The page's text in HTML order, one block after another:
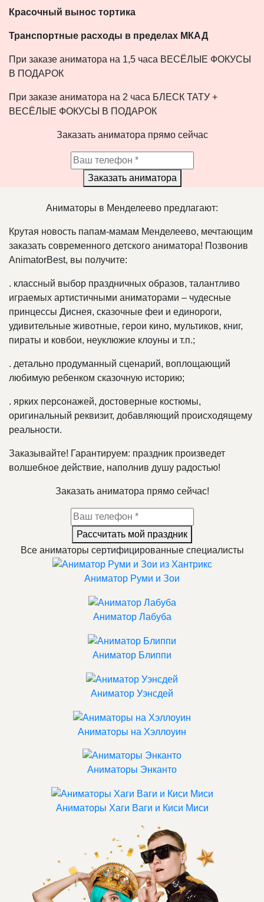
Красочный вынос тортика
Транспортные расходы в пределах МКАД
При заказе аниматора на 1,5 часа ВЕСЁЛЫЕ ФОКУСЫ
В ПОДАРОК
При заказе аниматора на 2 часа БЛЕСК ТАТУ +
ВЕСЁЛЫЕ ФОКУСЫ В ПОДАРОК
Заказать аниматора прямо сейчас
Заказать аниматора
Аниматоры в Менделеево предлагают:
Крутая новость папам-мамам Менделеево, мечтающим
заказать современного детского аниматора! Позвонив
AnimatorBest, вы получите:
. классный выбор праздничных образов, талантливо
играемых артистичными аниматорами – чудесные
принцессы Диснея, сказочные феи и единороги,
удивительные животные, герои кино, мультиков, книг,
пираты и ковбои, неуклюжие клоуны и т.п.;
. детально продуманный сценарий, воплощающий
любимую ребенком сказочную историю;
. ярких персонажей, достоверные костюмы,
оригинальный реквизит, добавляющий происходящему
реальности.
Заказывайте! Гарантируем: праздник произведет
волшебное действие, наполнив душу радостью!
Заказать аниматора прямо сейчас!
Рассчитать мой праздник
Все аниматоры сертифицированные специалисты
Аниматор Руми и Зои
Аниматор Лабуба
Аниматор Блиппи
Аниматор Уэнсдей
Аниматоры на Хэллоуин
Аниматоры Энканто
Аниматоры Хаги Ваги и Киси Миси